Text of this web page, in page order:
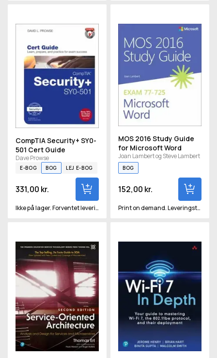
CompTIA Security+ SY0-
501 Cert Guide
Dave Prowse
E-BOG BOG LEJ E-BOG
331,00 kr.
Ikke på lager. Forventet levering om ca. 15 hverdage
MOS 2016 Study Guide
for Microsoft Word
Joan Lambert og Steve Lambert
BOG
152,00 kr.
Print on demand. Leveringstid vil være ca 2-3 uger.